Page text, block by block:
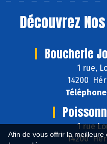
Afin de vous offrir la
Découvrez
Boucherie
1 rue,
14200
1 rue
14200